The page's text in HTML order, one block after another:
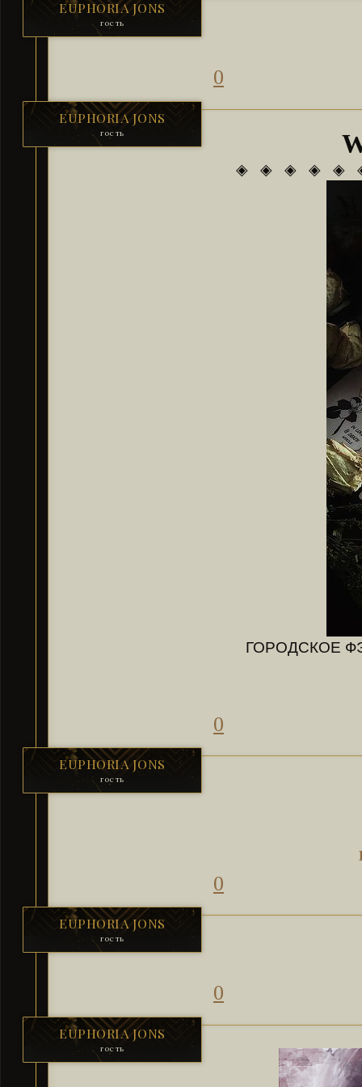
EUPHORIA JONS
гость
0
EUPHORIA JONS
гость
◈ ◈ ◈ ◈ ◈
ГОРОДСКОЕ
0
EUPHORIA JONS
гость
0
EUPHORIA JONS
гость
0
EUPHORIA JONS
гость